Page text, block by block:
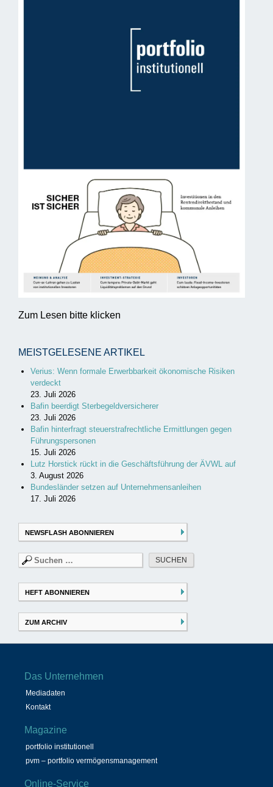
Zum Lesen bitte klicken
MEISTGELESENE ARTIKEL
Verius: Wenn formale Erwerbbarkeit ökonomische Risiken
verdeckt
23. Juli 2026
Bafin beerdigt Sterbegeldversicherer
23. Juli 2026
Bafin hinterfragt steuerstrafrechtliche Ermittlungen gegen
Führungspersonen
15. Juli 2026
Lutz Horstick rückt in die Geschäftsführung der ÄVWL auf
3. August 2026
Bundesländer setzen auf Unternehmensanleihen
17. Juli 2026
NEWSFLASH ABONNIEREN
Suchen
nach:
HEFT ABONNIEREN
ZUM ARCHIV
Das Unternehmen
Mediadaten
Kontakt
Magazine
portfolio institutionell
pvm – portfolio vermögensmanagement
Online-Service